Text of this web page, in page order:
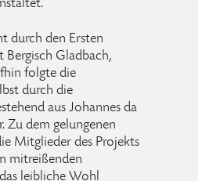
durch den Ersten
Bergisch Gladbach,
folgte die
durch die
aus Johannes da
Zu dem gelungenen
Mitglieder des Projekts
mitreißenden
leibliche Wohl